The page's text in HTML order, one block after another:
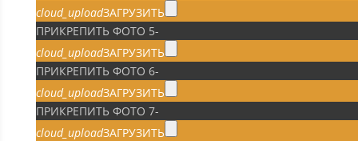
cloud_uploadЗАГРУЗИТЬ
ПРИКРЕПИТЬ ФОТО 5-
cloud_uploadЗАГРУЗИТЬ
ПРИКРЕПИТЬ ФОТО 6-
cloud_uploadЗАГРУЗИТЬ
ПРИКРЕПИТЬ ФОТО 7-
cloud_uploadЗАГРУЗИТЬ